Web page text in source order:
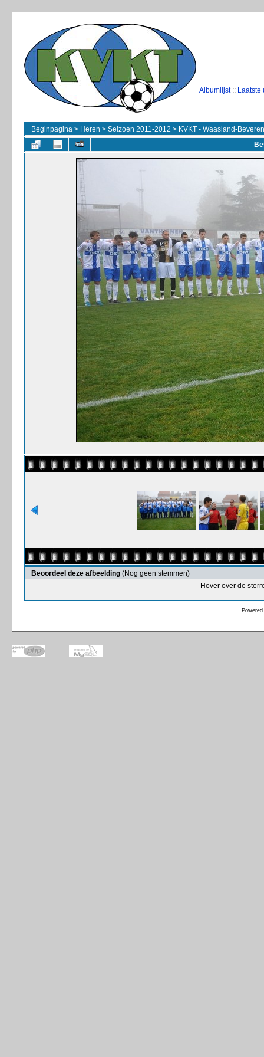
Albumlijst:: Laatste
Beginpagina > Heren > Seizoen 2011-2012 > KVKT - Waasland-
Beoordeel deze afbeelding (Nog geen stemmen)
Hover over de